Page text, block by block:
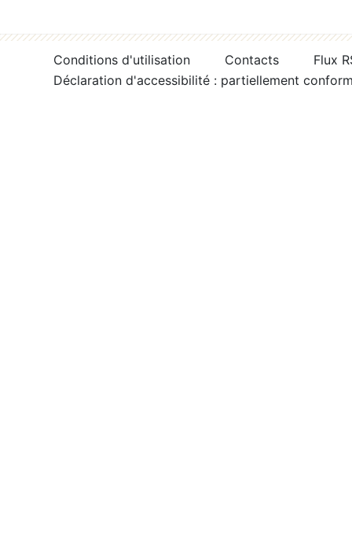
Conditions d'utilisation Contacts
Flux
Déclaration d'accessibilité : partiellement